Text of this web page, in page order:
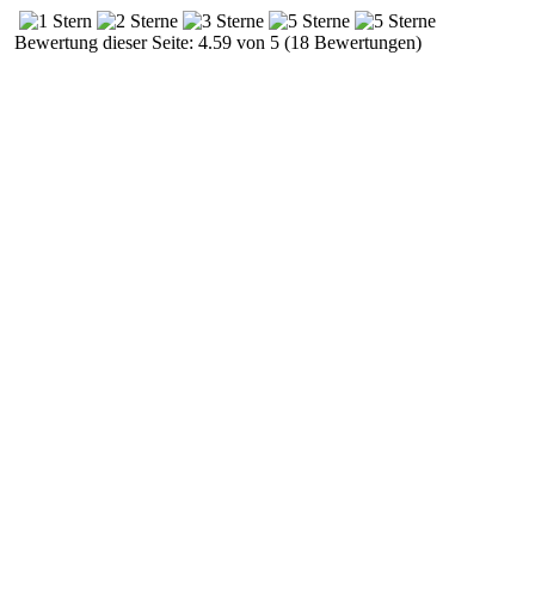
Bewertung dieser Seite: 4.59 von 5 (18 Bewertungen)